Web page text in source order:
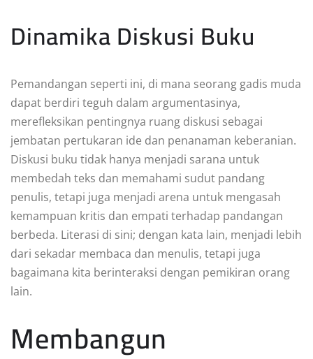
Dinamika Diskusi Buku
Pemandangan seperti ini, di mana seorang gadis muda
dapat berdiri teguh dalam argumentasinya,
merefleksikan pentingnya ruang diskusi sebagai
jembatan pertukaran ide dan penanaman keberanian.
Diskusi buku tidak hanya menjadi sarana untuk
membedah teks dan memahami sudut pandang
penulis, tetapi juga menjadi arena untuk mengasah
kemampuan kritis dan empati terhadap pandangan
berbeda. Literasi di sini; dengan kata lain, menjadi lebih
dari sekadar membaca dan menulis, tetapi juga
bagaimana kita berinteraksi dengan pemikiran orang
lain.
Membangun